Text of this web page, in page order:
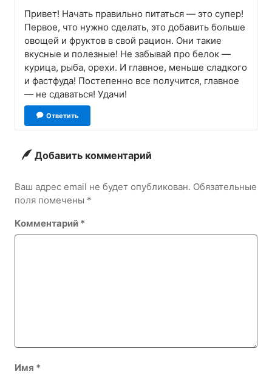
Привет! Начать правильно питаться — это супер!
Первое, что нужно сделать, это добавить больше
овощей и фруктов в свой рацион. Они такие
вкусные и полезные! Не забывай про белок —
курица, рыба, орехи. И главное, меньше сладкого
и фастфуда! Постепенно все получится, главное
— не сдаваться! Удачи!
Ответить
Добавить комментарий
Ваш адрес email не будет опубликован. Обязательные
поля помечены *
Комментарий *
Имя *